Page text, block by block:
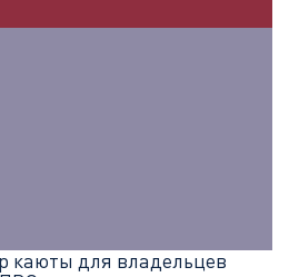
каюты для владельцев